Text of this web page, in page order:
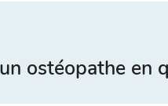
ostéopathe en